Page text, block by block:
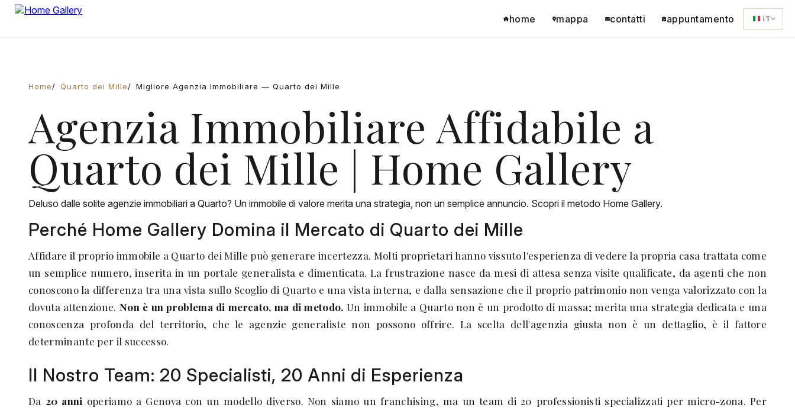
home mappa contatti appuntamento IT
Home Quarto dei Mille Migliore Agenzia Immobiliare — Quarto dei Mille
Agenzia Immobiliare Affidabile a
Quarto dei Mille | Home Gallery
Deluso dalle solite agenzie immobiliari a Quarto? Un immobile di valore merita una strategia, non un semplice annuncio. Scopri il metodo Home Gallery.
Perché Home Gallery Domina il Mercato di Quarto dei Mille
Affidare il proprio immobile a Quarto dei Mille può generare incertezza. Molti proprietari hanno vissuto l'esperienza di vedere la propria casa trattata come
un semplice numero, inserita in un portale generalista e dimenticata. La frustrazione nasce da mesi di attesa senza visite qualificate, da agenti che non
conoscono la differenza tra una vista sullo Scoglio di Quarto e una vista interna, e dalla sensazione che il proprio patrimonio non venga valorizzato con la
dovuta attenzione. Non è un problema di mercato, ma di metodo. Un immobile a Quarto non è un prodotto di massa; merita una strategia dedicata e una
conoscenza profonda del territorio, che le agenzie generaliste non possono offrire. La scelta dell'agenzia giusta non è un dettaglio, è il fattore
determinante per il successo.
Il Nostro Team: 20 Specialisti, 20 Anni di Esperienza
Da 20 anni operiamo a Genova con un modello diverso. Non siamo un franchising, ma un team di 20 professionisti specializzati per micro-zona. Per